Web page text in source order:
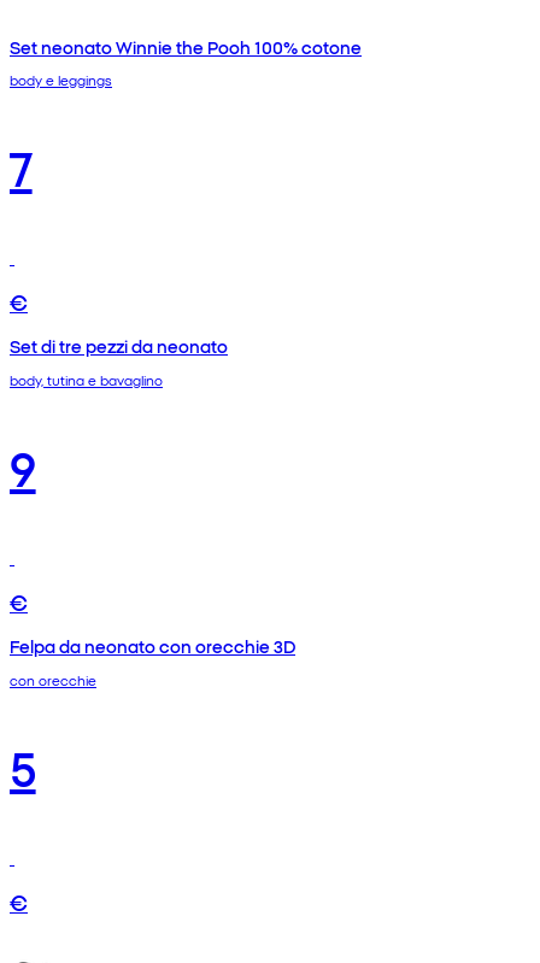
Set neonato Winnie the Pooh 100% cotone
body e leggings
7
€
Set di tre pezzi da neonato
body, tutina e bavaglino
9
€
Felpa da neonato con orecchie 3D
con orecchie
5
€